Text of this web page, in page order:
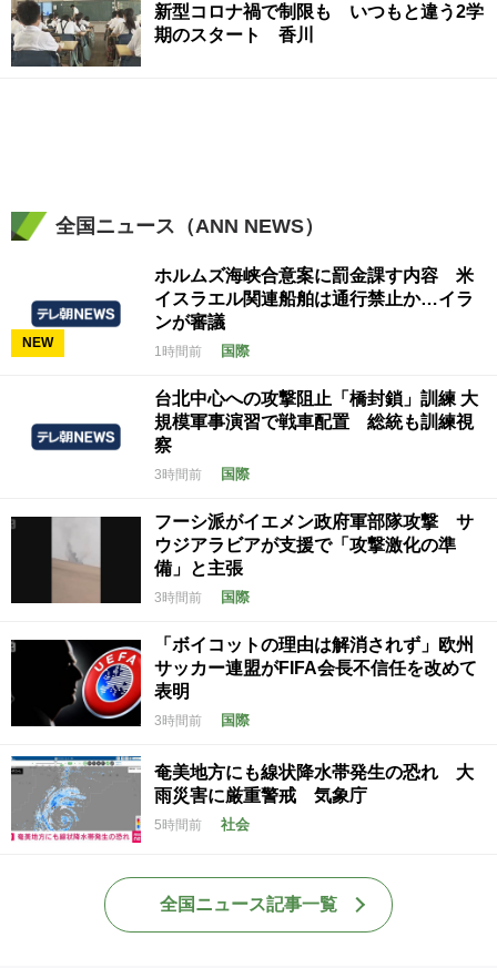
新型コロナ禍で制限も いつもと違う2学
期のスタート 香川
全国ニュース（ANN NEWS）
NEW
ホルムズ海峡合意案に罰金課す内容 米
イスラエル関連船舶は通行禁止か…イラ
ンが審議
1時間前 国際
台北中心への攻撃阻止「橋封鎖」訓練 大
規模軍事演習で戦車配置 総統も訓練視
察
3時間前 国際
フーシ派がイエメン政府軍部隊攻撃 サ
ウジアラビアが支援で「攻撃激化の準
備」と主張
3時間前 国際
「ボイコットの理由は解消されず」欧州
サッカー連盟がFIFA会長不信任を改めて
表明
3時間前 国際
奄美地方にも線状降水帯発生の恐れ 大
雨災害に厳重警戒 気象庁
5時間前 社会
全国ニュース記事一覧